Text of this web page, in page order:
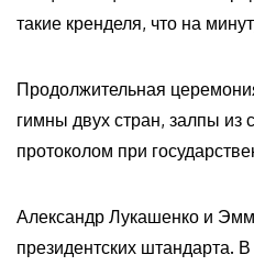
такие кренделя, что на
Продолжительная
гимны двух стран, залпы из
протоколом при
Александр Лукашенко и
президентских штандарта.